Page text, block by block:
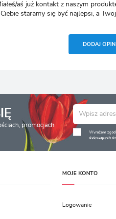
aś już kontakt z naszym
staramy się być najlepsi, a
DODAJ
promocjach
Wyrażam
dotyczących
MOJE KONTO
Logowanie